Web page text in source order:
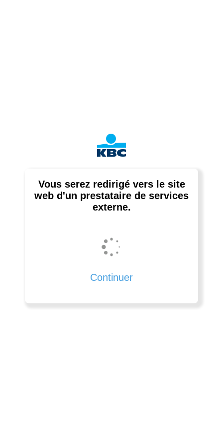
Vous serez redirigé vers le site
web d'un prestataire de services
externe.
Continuer